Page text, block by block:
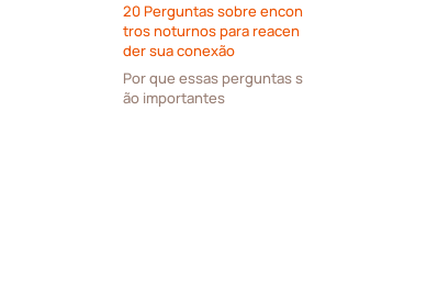
20 Perguntas sobre encon
tros noturnos para reacen
der sua conexão
Por que essas perguntas s
ão importantes